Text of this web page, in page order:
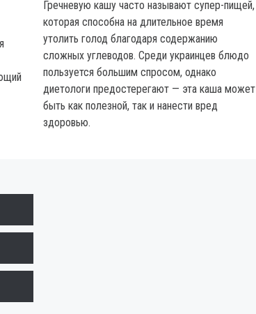
Гречневую кашу часто называют супер-пищей,
которая способна на длительное время
утолить голод благодаря содержанию
сложных углеводов. Среди украинцев блюдо
пользуется большим спросом, однако
диетологи предостерегают — эта каша может
быть как полезной, так и нанести вред
здоровью.